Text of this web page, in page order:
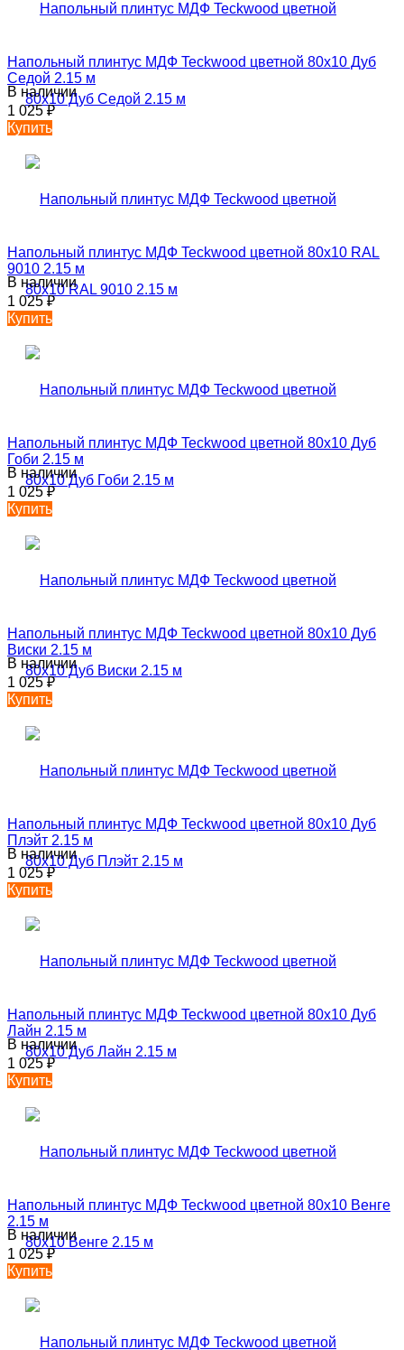
Напольный плинтус МДФ Teckwood цветной 80х10 Дуб
Седой 2.15 м
В наличии
1 025₽
Купить
Напольный плинтус МДФ Teckwood цветной 80х10 RAL
9010 2.15 м
В наличии
1 025₽
Купить
Напольный плинтус МДФ Teckwood цветной 80х10 Дуб
Гоби 2.15 м
В наличии
1 025₽
Купить
Напольный плинтус МДФ Teckwood цветной 80х10 Дуб
Виски 2.15 м
В наличии
1 025₽
Купить
Напольный плинтус МДФ Teckwood цветной 80х10 Дуб
Плэйт 2.15 м
В наличии
1 025₽
Купить
Напольный плинтус МДФ Teckwood цветной 80х10 Дуб
Лайн 2.15 м
В наличии
1 025₽
Купить
Напольный плинтус МДФ Teckwood цветной 80х10 Венге
2.15 м
В наличии
1 025₽
Купить